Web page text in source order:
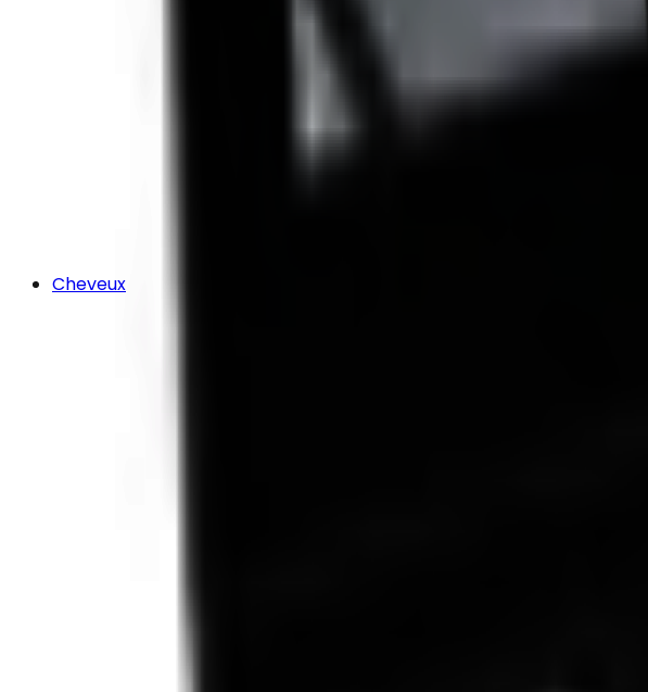
Cheveux